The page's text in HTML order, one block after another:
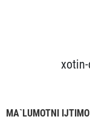
MА`LUMOTNI